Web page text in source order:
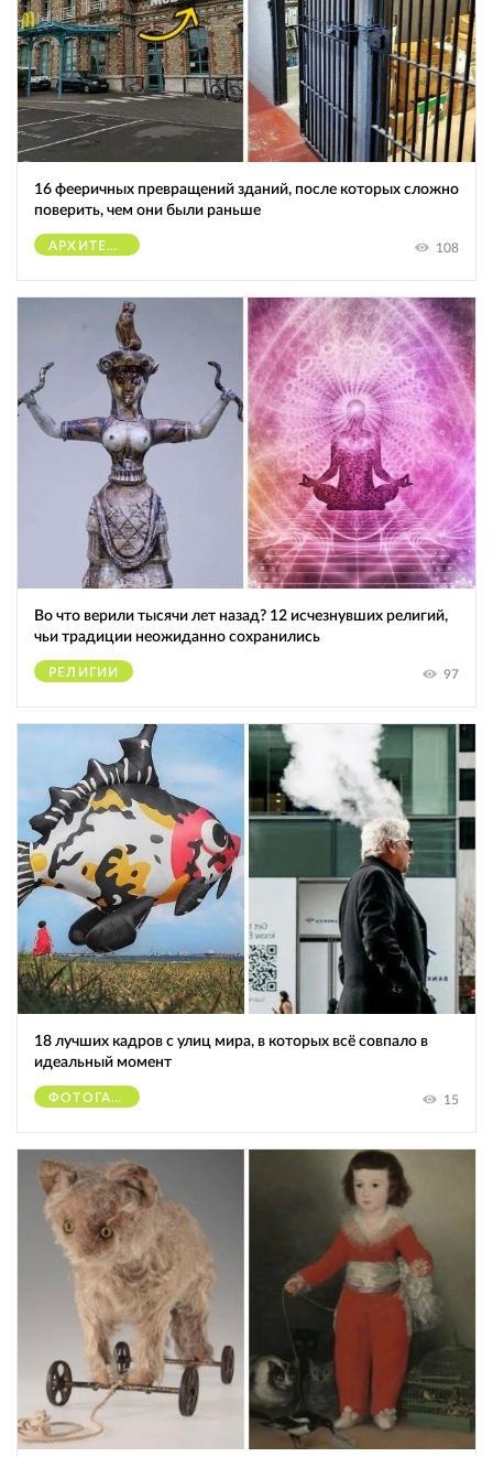
16 фееричных превращений зданий, после которых сложно
поверить, чем они были раньше
АРХИТЕКТУРА 108
Во что верили тысячи лет назад? 12 исчезнувших религий,
чьи традиции неожиданно сохранились
РЕЛИГИИ 97
18 лучших кадров с улиц мира, в которых всё совпало в
идеальный момент
ФОТОГАФЫ 15